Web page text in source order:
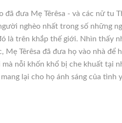
đã đưa Mẹ Têrêsa - và các nữ tu
nghèo nhất trong số những
là trên khắp thế giới. Nhìn thấy
Mẹ Têrêsa đã đưa họ vào nhà
nỗi khốn khổ bị che khuất tại
lại cho họ ánh sáng của tình